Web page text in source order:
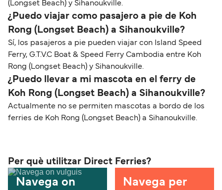
(Longset Beach) y Sihanoukville.
¿Puedo viajar como pasajero a pie de Koh
Rong (Longset Beach) a Sihanoukville?
Sí, los pasajeros a pie pueden viajar con Island Speed
Ferry, G.T.V.C Boat & Speed Ferry Cambodia entre Koh
Rong (Longset Beach) y Sihanoukville.
¿Puedo llevar a mi mascota en el ferry de
Koh Rong (Longset Beach) a Sihanoukville?
Actualmente no se permiten mascotas a bordo de los
ferries de Koh Rong (Longset Beach) a Sihanoukville.
Per què utilitzar Direct Ferries?
Navega on
Navega per